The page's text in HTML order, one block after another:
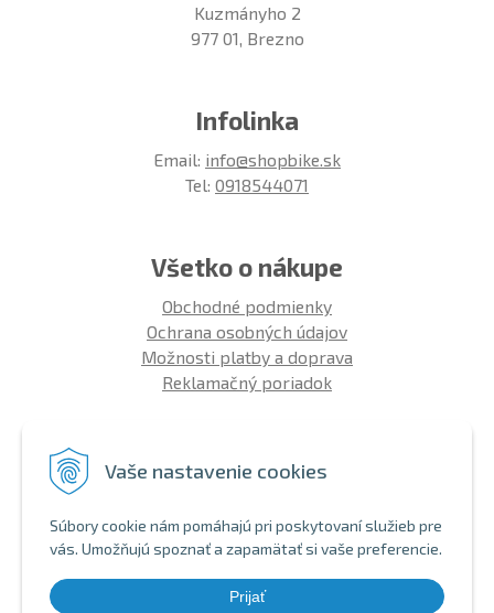
Vaše nastavenie cookies
Súbory cookie nám pomáhajú pri poskytovaní služieb pre
vás. Umožňujú spoznať a zapamätať si vaše preferencie.
Prijať
Kuzmányho 2
977 01, Brezno
Infolinka
Email: info@shopbike.sk
Tel: 0918544071
Všetko o nákupe
Obchodné podmienky
Ochrana osobných údajov
Možnosti platby a doprava
Reklamačný poriadok
Aký bicykel kúpiť 26' | 27,5' | 29'
Nákup na splátky
Bezhotovostná platba